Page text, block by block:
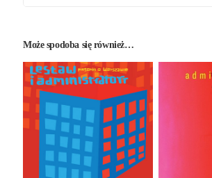
Może spodoba się również…